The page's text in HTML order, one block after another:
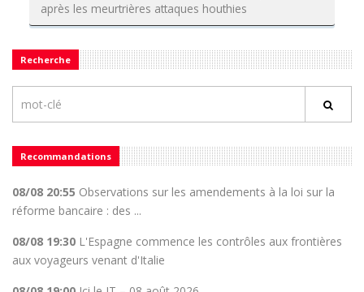
après les meurtrières attaques houthies
Recherche
Recommandations
08/08 20:55 Observations sur les amendements à la loi sur la
réforme bancaire : des ...
08/08 19:30 L'Espagne commence les contrôles aux frontières
aux voyageurs venant d'Italie